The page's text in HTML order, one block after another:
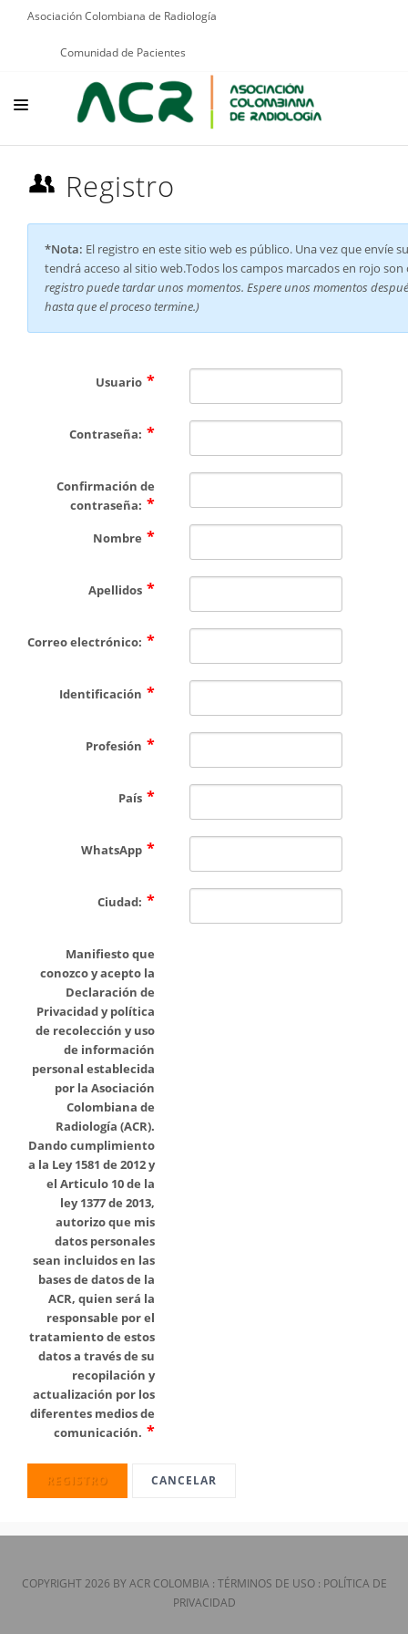
Asociación Colombiana de Radiología
Comunidad de Pacientes
EDUCACIÓN
PROGRAMAS INSTITUCIONALES
PROGRAMAS POR PATOLOGÍAS
GRUPOS CIENTÍFICOS
Registro
*Nota: El registro en este sitio web es público. Una vez que envíe
tendrá acceso al sitio web.Todos los campos marcados en rojo
registro puede tardar unos momentos. Espere unos momentos
hasta que el proceso termine.)
Usuario
Contraseña:
Confirmación de
contraseña:
Nombre
Apellidos
Correo electrónico:
Identificación
Profesión
País
WhatsApp
Ciudad:
Manifiesto que
conozco y acepto la
Declaración de
Privacidad y política
de recolección y uso
de información
personal establecida
por la Asociación
Colombiana de
Radiología (ACR).
Dando cumplimiento
a la Ley 1581 de 2012 y
el Articulo 10 de la
ley 1377 de 2013,
autorizo que mis
datos personales
sean incluidos en las
bases de datos de la
ACR, quien será la
responsable por el
tratamiento de estos
datos a través de su
recopilación y
actualización por los
diferentes medios de
comunicación.
REGISTRO CANCELAR
COPYRIGHT 2026 BY ACR COLOMBIA: TÉRMINOS DE USO: POLÍTICA DE
PRIVACIDAD